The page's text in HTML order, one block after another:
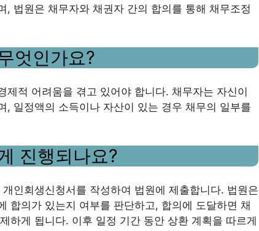
, 법원은 채무자와 채권자 간의 합의를 통해 채무조정
엇인가요?
제적 어려움을 겪고 있어야 합니다. 채무자는 자신이
, 일정액의 소득이나 자산이 있는 경우 채무의 일부를
진행되나요?
인회생신청서를 작성하여 법원에 제출합니다. 법원은
합의가 있는지 여부를 판단하고, 합의에 도달하면 채
하게 됩니다. 이후 일정 기간 동안 상환 계획을 따르게